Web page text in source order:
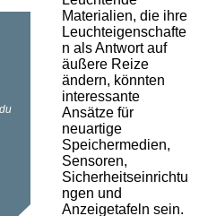
Materialien, die ihre
Leuchteigenschafte
n als Antwort auf
äußere Reize
ändern, könnten
interessante
Ansätze für
neuartige
Speichermedien,
Sensoren,
Sicherheitseinrichtu
ngen und
Anzeigetafeln sein.